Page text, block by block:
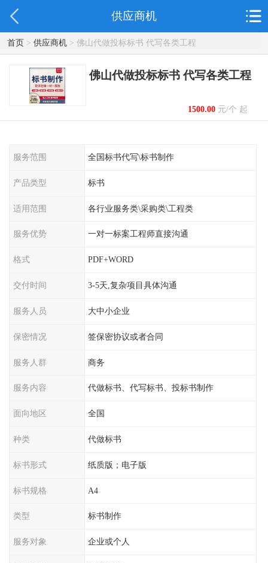
供应商机
首页> 供应商机> 佛山代做投标标书 代写各类工程
佛山代做投标标书 代写各类工程
1500.00元/个 起
服务范围 全国标书代写\标书制作
产品类型 标书
适用范围 各行业服务类\采购类\工程类
服务优势 一对一标案工程师直接沟通
格式 PDF+WORD
交付时间 3-5天,复杂项目具体沟通
服务人员 大中小企业
保密情况 签保密协议或者合同
服务人群 商务
服务内容 代做标书、代写标书、投标书制作
面向地区 全国
种类 代做标书
标书形式 纸质版；电子版
标书规格 A4
类型 标书制作
服务对象 企业或个人